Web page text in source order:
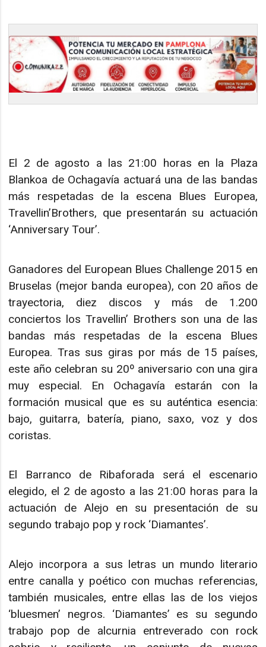
El 2 de agosto a las 21:00 horas en la Plaza
Blankoa de Ochagavía actuará una de las bandas
más respetadas de la escena Blues Europea,
Travellin’Brothers, que presentarán su actuación
‘Anniversary Tour’.
Ganadores del European Blues Challenge 2015 en
Bruselas (mejor banda europea), con 20 años de
trayectoria, diez discos y más de 1.200
conciertos los Travellin’ Brothers son una de las
bandas más respetadas de la escena Blues
Europea. Tras sus giras por más de 15 países,
este año celebran su 20º aniversario con una gira
muy especial. En Ochagavía estarán con la
formación musical que es su auténtica esencia:
bajo, guitarra, batería, piano, saxo, voz y dos
coristas.
El Barranco de Ribaforada será el escenario
elegido, el 2 de agosto a las 21:00 horas para la
actuación de Alejo en su presentación de su
segundo trabajo pop y rock ‘Diamantes’.
Alejo incorpora a sus letras un mundo literario
entre canalla y poético con muchas referencias,
también musicales, entre ellas las de los viejos
‘bluesmen’ negros. ‘Diamantes’ es su segundo
trabajo pop de alcurnia entreverado con rock